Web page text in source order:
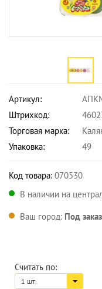
Артикул:
Штрихкод:
Торговая марка:
Упаковка:
49
Код товара: 070530
В наличии на
Ваш город: Под заказ
Считать по:
1 шт.